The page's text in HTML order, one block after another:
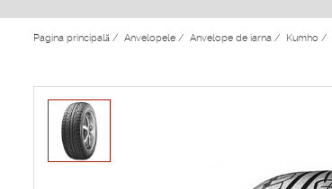
Pagina principală / Anvelopele / Anvelope de iarna / Kumho /